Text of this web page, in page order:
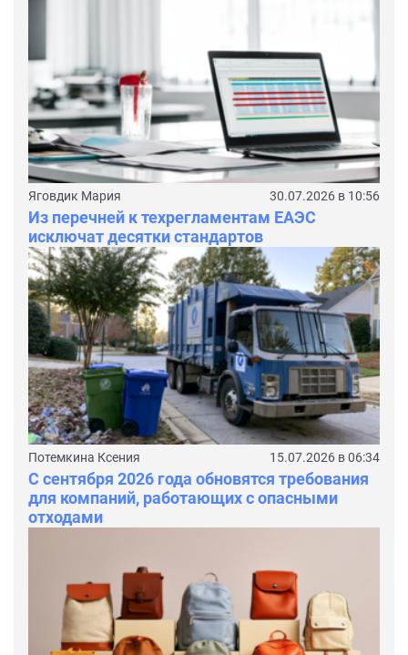
Яговдик Мария 30.07.2026 в 10:56
Из перечней к техрегламентам ЕАЭС
исключат десятки стандартов
Потемкина Ксения 15.07.2026 в 06:34
С сентября 2026 года обновятся требования
для компаний, работающих с опасными
отходами